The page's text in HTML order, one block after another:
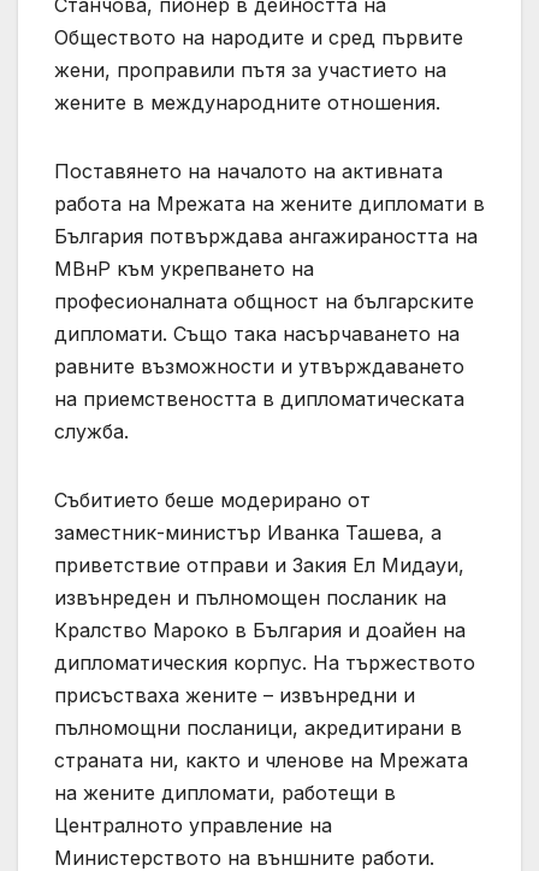
Обществото на народите и сред първите
жени, проправили пътя за участието на
жените в международните отношения.
Поставянето на началото на активната
работа на Мрежата на жените дипломати в
България потвърждава ангажираността на
МВнР към укрепването на
професионалната общност на българските
дипломати. Също така насърчаването на
равните възможности и утвърждаването
на приемствеността в дипломатическата
служба.
Събитието беше модерирано от
заместник-министър Иванка Ташева, а
приветствие отправи и Закия Ел Мидауи,
извънреден и пълномощен посланик на
Кралство Мароко в България и доайен на
дипломатическия корпус. На тържеството
присъстваха жените – извънредни и
пълномощни посланици, акредитирани в
страната ни, както и членове на Мрежата
на жените дипломати, работещи в
Централното управление на
Министерството на външните работи.